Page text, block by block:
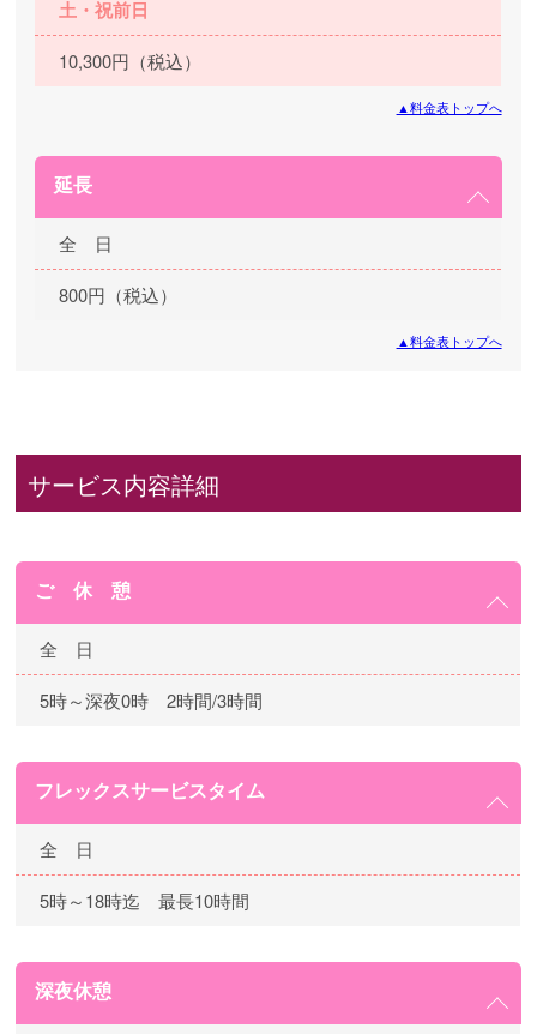
土・祝前日
10,300円（税込）
▲料金表トップへ
延長
全 日
800円（税込）
▲料金表トップへ
サービス内容詳細
ご 休 憩
全 日
5時～深夜0時 2時間/3時間
フレックスサービスタイム
全 日
5時～18時迄 最長10時間
深夜休憩